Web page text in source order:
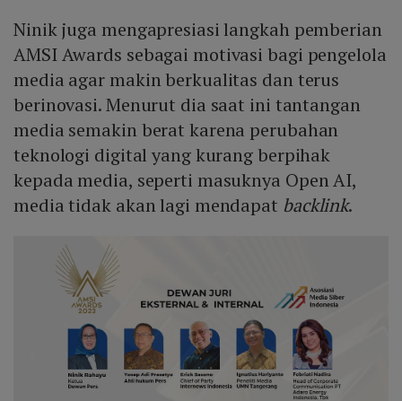
Ninik juga mengapresiasi langkah pemberian
AMSI Awards sebagai motivasi bagi pengelola
media agar makin berkualitas dan terus
berinovasi. Menurut dia saat ini tantangan
media semakin berat karena perubahan
teknologi digital yang kurang berpihak
kepada media, seperti masuknya Open AI,
media tidak akan lagi mendapat backlink.